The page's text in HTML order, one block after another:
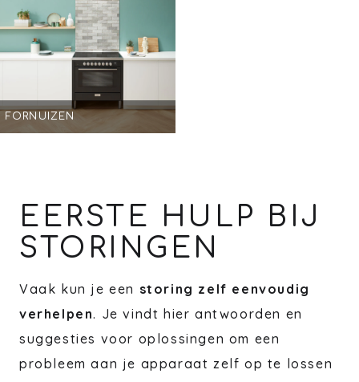
FORNUIZEN
EERSTE HULP BIJ
STORINGEN
Vaak kun je een storing zelf eenvoudig
verhelpen. Je vindt hier antwoorden en
suggesties voor oplossingen om een
probleem aan je apparaat zelf op te lossen